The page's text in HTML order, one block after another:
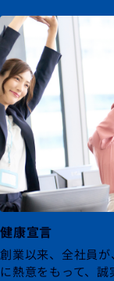
健康宣言
創業以来、全社員
に熱意をもって、誠